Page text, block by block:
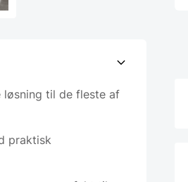
løsning til de fleste af
praktisk